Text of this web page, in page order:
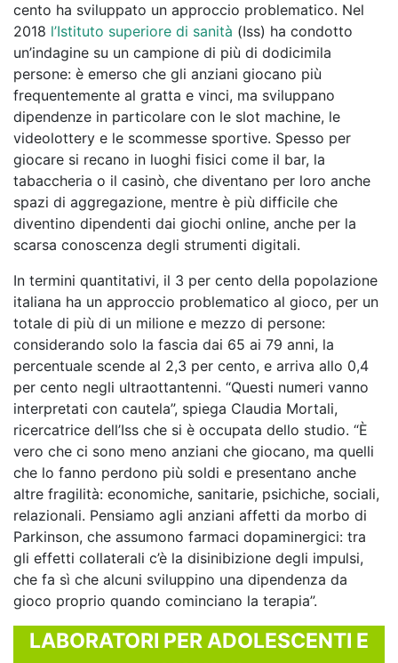
cento ha sviluppato un approccio problematico. Nel
2018 l’Istituto superiore di sanità (Iss) ha condotto
un’indagine su un campione di più di dodicimila
persone: è emerso che gli anziani giocano più
frequentemente al gratta e vinci, ma sviluppano
dipendenze in particolare con le slot machine, le
videolottery e le scommesse sportive. Spesso per
giocare si recano in luoghi fisici come il bar, la
tabaccheria o il casinò, che diventano per loro anche
spazi di aggregazione, mentre è più difficile che
diventino dipendenti dai giochi online, anche per la
scarsa conoscenza degli strumenti digitali.
In termini quantitativi, il 3 per cento della popolazione
italiana ha un approccio problematico al gioco, per un
totale di più di un milione e mezzo di persone:
considerando solo la fascia dai 65 ai 79 anni, la
percentuale scende al 2,3 per cento, e arriva allo 0,4
per cento negli ultraottantenni. “Questi numeri vanno
interpretati con cautela”, spiega Claudia Mortali,
ricercatrice dell’Iss che si è occupata dello studio. “È
vero che ci sono meno anziani che giocano, ma quelli
che lo fanno perdono più soldi e presentano anche
altre fragilità: economiche, sanitarie, psichiche, sociali,
relazionali. Pensiamo agli anziani affetti da morbo di
Parkinson, che assumono farmaci dopaminergici: tra
gli effetti collaterali c’è la disinibizione degli impulsi,
che fa sì che alcuni sviluppino una dipendenza da
gioco proprio quando cominciano la terapia”.
LABORATORI PER ADOLESCENTI E